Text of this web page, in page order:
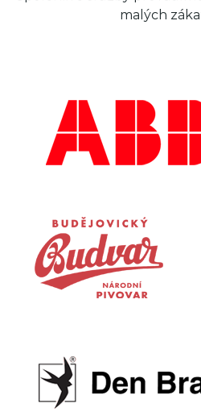
malých